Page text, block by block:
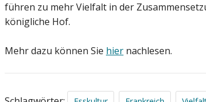
führen zu mehr Vielfalt in der
königliche Hof.
Mehr dazu können Sie hier nachlesen.